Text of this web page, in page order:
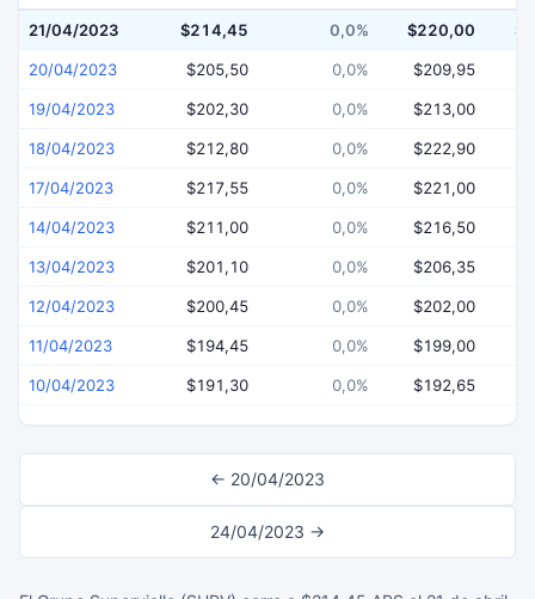
21/04/2023 $214,45 0,0% $220,00
20/04/2023 $205,50 0,0% $209,95
19/04/2023 $202,30 0,0% $213,00
18/04/2023 $212,80 0,0% $222,90
17/04/2023 $217,55 0,0% $221,00
14/04/2023 $211,00 0,0% $216,50
13/04/2023 $201,10 0,0% $206,35
12/04/2023 $200,45 0,0% $202,00
11/04/2023 $194,45 0,0% $199,00
10/04/2023 $191,30 0,0% $192,65
← 20/04/2023
24/04/2023 →